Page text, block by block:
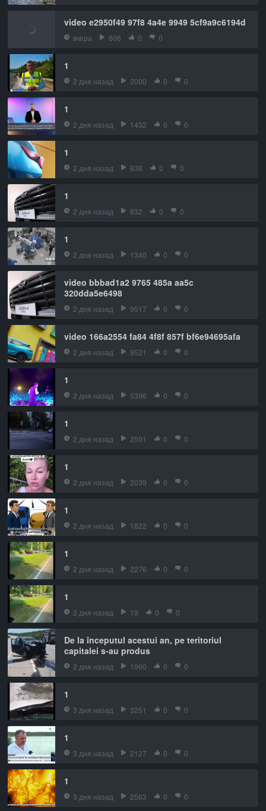
video e2950f49 97f8 4a4e 9949 5cf9a9c6194d
вчера 606 0 0
1
2 дня назад 2000 0 0
1
2 дня назад 1432 0 0
1
2 дня назад 838 0 0
1
2 дня назад 832 0 0
1
2 дня назад 1340 0 0
video bbbad1a2 9765 485a aa5c
320dda5e6498
2 дня назад 9517 0 0
video 166a2554 fa84 4f8f 857f bf6e94695afa
2 дня назад 9521 0 0
1
2 дня назад 5396 0 0
1
2 дня назад 2501 0 0
1
2 дня назад 2039 0 0
1
2 дня назад 1822 0 0
1
2 дня назад 2276 0 0
1
2 дня назад 19 0 0
De la începutul acestui an, pe teritoriul
capitalei s-au produs
2 дня назад 1960 0 0
1
3 дня назад 3251 0 0
1
3 дня назад 2127 0 0
1
3 дня назад 2563 0 0